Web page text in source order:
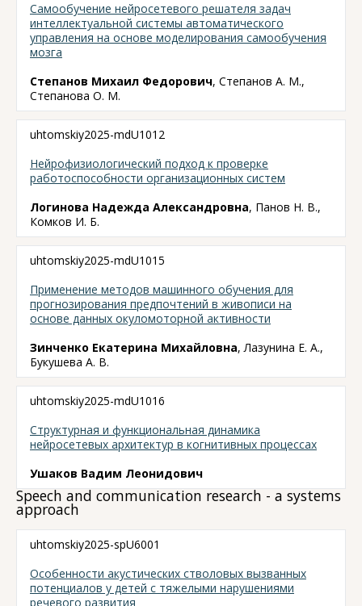
Самообучение нейросетевого решателя задач
интеллектуальной системы автоматического
управления на основе моделирования самообучения
мозга
Степанов Михаил Федорович, Степанов А. М.,
Степанова О. М.
uhtomskiy2025-mdU1012
Нейрофизиологический подход к проверке
работоспособности организационных систем
Логинова Надежда Александровна, Панов Н. В.,
Комков И. Б.
uhtomskiy2025-mdU1015
Применение методов машинного обучения для
прогнозирования предпочтений в живописи на
основе данных окуломоторной активности
Зинченко Екатерина Михайловна, Лазунина Е. А.,
Букушева А. В.
uhtomskiy2025-mdU1016
Структурная и функциональная динамика
нейросетевых архитектур в когнитивных процессах
Ушаков Вадим Леонидович
Speech and communication research - a systems
approach
uhtomskiy2025-spU6001
Особенности акустических стволовых вызванных
потенциалов у детей с тяжелыми нарушениями
речевого развития